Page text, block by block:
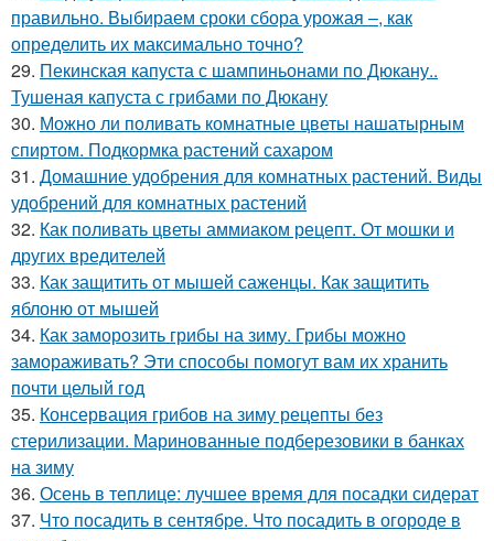
правильно. Выбираем сроки сбора урожая –, как
определить их максимально точно?
29. Пекинская капуста с шампиньонами по Дюкану..
Тушеная капуста с грибами по Дюкану
30. Можно ли поливать комнатные цветы нашатырным
спиртом. Подкормка растений сахаром
31. Домашние удобрения для комнатных растений. Виды
удобрений для комнатных растений
32. Как поливать цветы аммиаком рецепт. От мошки и
других вредителей
33. Как защитить от мышей саженцы. Как защитить
яблоню от мышей
34. Как заморозить грибы на зиму. Грибы можно
замораживать? Эти способы помогут вам их хранить
почти целый год
35. Консервация грибов на зиму рецепты без
стерилизации. Маринованные подберезовики в банках
на зиму
36. Осень в теплице: лучшее время для посадки сидерат
37. Что посадить в сентябре. Что посадить в огороде в